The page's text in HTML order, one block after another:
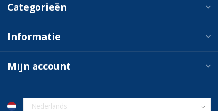
Categorieën
Informatie
Mijn account